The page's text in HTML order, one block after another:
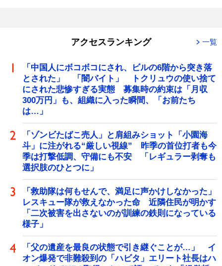
アクセスランキング 一覧
「中国人にボコボコにされ、ビルの6階から突き落
とされた」 「闇バイト」 トクリュウの使い捨て
にされた悲惨すぎる実態 募集時の約束は「月収
300万円」も、組織に入った瞬間、「お前たち
は…」
「ゾンビたばこ売人」と肩組みショット「小園海
斗」に注がれる“厳しい視線” 昨季の首位打者も今
季は打撃低調、守備にも不安 「レギュラー剥奪も
選択肢のひとつに」
「救助隊は何もせんで、満足に声かけしなかった」
レスキュー隊が救えなかった命 近隣住民が明かす
「二次被害を出さないのが訓練の鉄則になっている
様子」
「父の遺産を最良の状態で引き継ぐことが…」 イ
オン爆発で非難殺到の「ハビタ」エリート社長はハ